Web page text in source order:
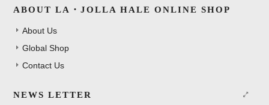
ABOUT LA・JOLLA HALE ONLINE SHOP
About Us
Global Shop
Contact Us
NEWS LETTER